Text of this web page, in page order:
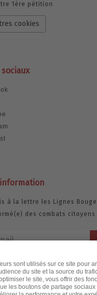
1ère pétition
cookies
sociaux
à la lettre les Lignes
des combats citoyens
Pour consulter notre
cliquez ici.